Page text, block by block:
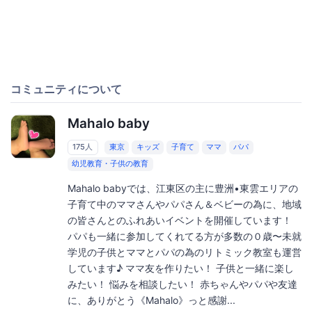
コミュニティについて
Mahalo baby
175人 東京 キッズ 子育て ママ
パパ
幼児教育・子供の教育
Mahalo babyでは、江東区の主に豊洲•東雲エリアの
子育て中のママさんやパパさん＆ベビーの為に、地域
の皆さんとのふれあいイベントを開催しています！
パパも一緒に参加してくれてる方が多数の０歳〜未就
学児の子供とママとパパの為のリトミック教室も運営
しています♪ ママ友を作りたい！ 子供と一緒に楽し
みたい！ 悩みを相談したい！ 赤ちゃんやパパや友達
に、ありがとう《Mahalo》っと感謝...